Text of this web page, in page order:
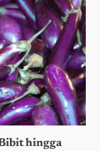
hingga